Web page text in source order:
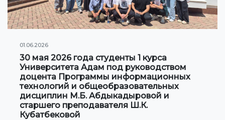
01.06.2026
30 мая 2026 года студенты 1 курса
Университета Адам под руководством
доцента Программы информационных
технологий и общеобразовательных
дисциплин М.Б. Абдыкадыровой и
старшего преподавателя Ш.К.
Кубатбековой